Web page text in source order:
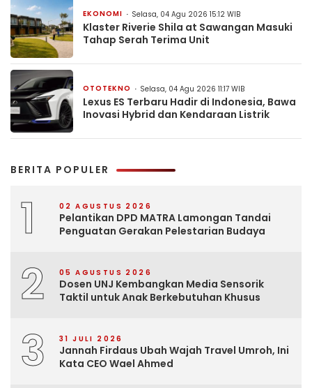
EKONOMI Selasa, 04 Agu 2026 15:12 WIB
Klaster Riverie Shila at Sawangan Masuki
Tahap Serah Terima Unit
OTOTEKNO Selasa, 04 Agu 2026 11:17 WIB
Lexus ES Terbaru Hadir di Indonesia, Bawa
Inovasi Hybrid dan Kendaraan Listrik
BERITA POPULER
1 02 AGUSTUS 2026
Pelantikan DPD MATRA Lamongan Tandai
Penguatan Gerakan Pelestarian Budaya
2 05 AGUSTUS 2026
Dosen UNJ Kembangkan Media Sensorik
Taktil untuk Anak Berkebutuhan Khusus
3 31 JULI 2026
Jannah Firdaus Ubah Wajah Travel Umroh, Ini
Kata CEO Wael Ahmed